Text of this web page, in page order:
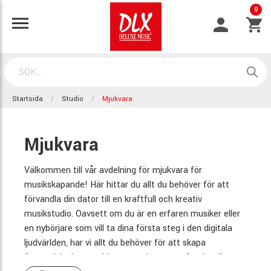
0
Startsida Studio Mjukvara
Mjukvara
Välkommen till vår avdelning för mjukvara för
musikskapande! Här hittar du allt du behöver för att
förvandla din dator till en kraftfull och kreativ
musikstudio. Oavsett om du är en erfaren musiker eller
en nybörjare som vill ta dina första steg i den digitala
ljudvärlden, har vi allt du behöver för att skapa
fantastiska kompositioner, producera professionella